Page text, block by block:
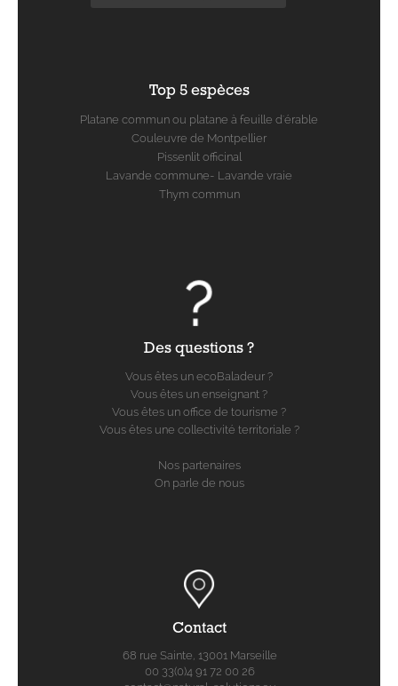
Top 5 espèces
Platane commun ou platane à feuille d'érable
Couleuvre de Montpellier
Pissenlit officinal
Lavande commune- Lavande vraie
Thym commun
Des questions ?
Vous êtes un ecoBaladeur ?
Vous êtes un enseignant ?
Vous êtes un office de tourisme ?
Vous êtes une collectivité territoriale ?
Nos partenaires
On parle de nous
Contact
68 rue Sainte, 13001 Marseille
00 33(0)4 91 72 00 26